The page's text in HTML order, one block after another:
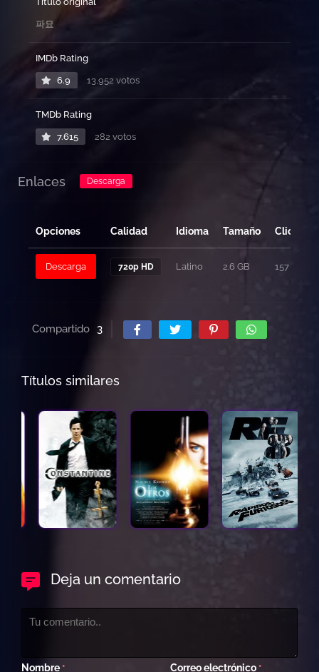
파묘
IMDb Rating
6.9 13,952 votos
TMDb Rating
7.615 282 votos
Enlaces Descarga
Opciones Calidad Idioma Tamaño Clicks
Descarga 720p HD Latino 2.6 GB 157
Compartido 3
Títulos similares
Deja un comentario
Nombre * Correo electrónico *